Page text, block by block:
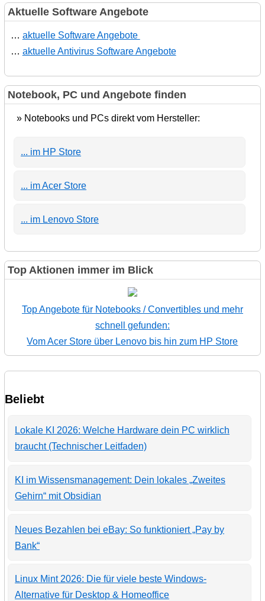
Aktuelle Software Angebote
… aktuelle Software Angebote
… aktuelle Antivirus Software Angebote
Notebook, PC und Angebote finden
» Notebooks und PCs direkt vom Hersteller:
... im HP Store
... im Acer Store
... im Lenovo Store
Top Aktionen immer im Blick
Top Angebote für Notebooks / Convertibles und mehr
schnell gefunden:
Vom Acer Store über Lenovo bis hin zum HP Store
Beliebt
Lokale KI 2026: Welche Hardware dein PC wirklich
braucht (Technischer Leitfaden)
KI im Wissensmanagement: Dein lokales „Zweites
Gehirn“ mit Obsidian
Neues Bezahlen bei eBay: So funktioniert „Pay by
Bank“
Linux Mint 2026: Die für viele beste Windows-
Alternative für Desktop & Homeoffice